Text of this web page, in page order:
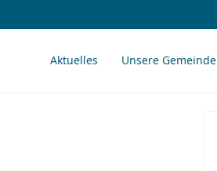
Aktuelles Unsere Gemeinde